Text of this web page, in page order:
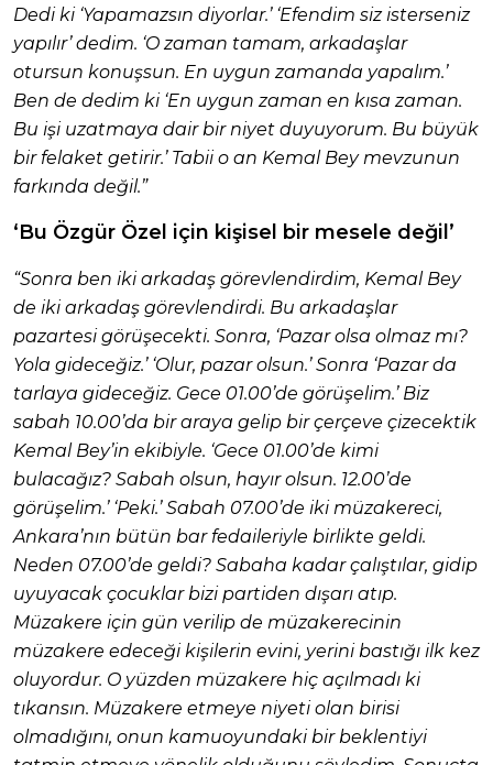
Dedi ki ‘Yapamazsın diyorlar.’ ‘Efendim siz isterseniz
yapılır’ dedim. ‘O zaman tamam, arkadaşlar
otursun konuşsun. En uygun zamanda yapalım.’
Ben de dedim ki ‘En uygun zaman en kısa zaman.
Bu işi uzatmaya dair bir niyet duyuyorum. Bu büyük
bir felaket getirir.’ Tabii o an Kemal Bey mevzunun
farkında değil.”
‘Bu Özgür Özel için kişisel bir mesele değil’
“Sonra ben iki arkadaş görevlendirdim, Kemal Bey
de iki arkadaş görevlendirdi. Bu arkadaşlar
pazartesi görüşecekti. Sonra, ‘Pazar olsa olmaz mı?
Yola gideceğiz.’ ‘Olur, pazar olsun.’ Sonra ‘Pazar da
tarlaya gideceğiz. Gece 01.00’de görüşelim.’ Biz
sabah 10.00’da bir araya gelip bir çerçeve çizecektik
Kemal Bey’in ekibiyle. ‘Gece 01.00’de kimi
bulacağız? Sabah olsun, hayır olsun. 12.00’de
görüşelim.’ ‘Peki.’ Sabah 07.00’de iki müzakereci,
Ankara’nın bütün bar fedaileriyle birlikte geldi.
Neden 07.00’de geldi? Sabaha kadar çalıştılar, gidip
uyuyacak çocuklar bizi partiden dışarı atıp.
Müzakere için gün verilip de müzakerecinin
müzakere edeceği kişilerin evini, yerini bastığı ilk kez
oluyordur. O yüzden müzakere hiç açılmadı ki
tıkansın. Müzakere etmeye niyeti olan birisi
olmadığını, onun kamuoyundaki bir beklentiyi